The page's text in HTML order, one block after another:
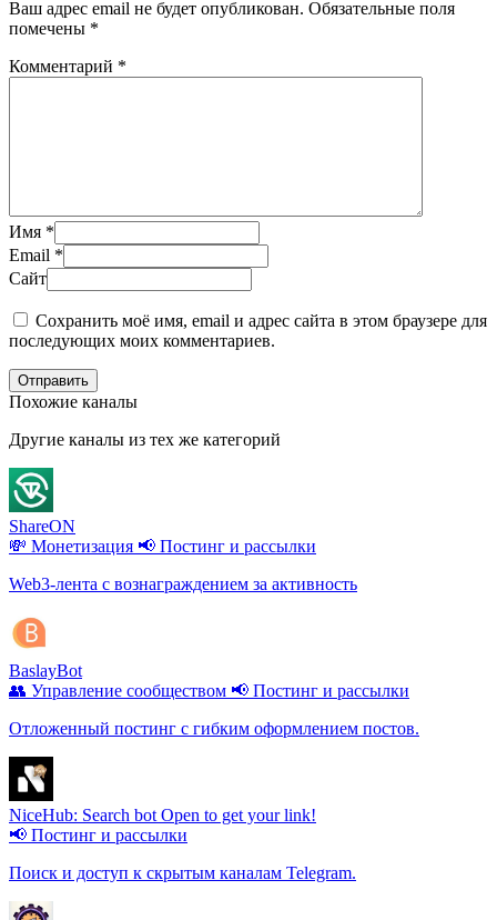
Ваш адрес email не будет опубликован. Обязательные поля
помечены *
Комментарий *
Имя *
Email *
Сайт
Сохранить моё имя, email и адрес сайта в этом браузере для
последующих моих комментариев.
Отправить
Похожие каналы
Другие каналы из тех же категорий
ShareON
💸 Монетизация 📢 Постинг и рассылки
Web3-лента с вознаграждением за активность
BaslayBot
👥 Управление сообществом 📢 Постинг и рассылки
Отложенный постинг с гибким оформлением постов.
NiceHub: Search bot Open to get your link!
📢 Постинг и рассылки
Поиск и доступ к скрытым каналам Telegram.